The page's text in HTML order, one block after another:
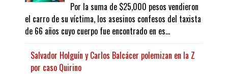
Por la suma de $25,000 pesos vendieron
el carro de su víctima, los asesinos confesos del taxista
de 66 años cuyo cuerpo fue encontrado en es...
Salvador Holguín y Carlos Balcácer polemizan en la Z
por caso Quirino